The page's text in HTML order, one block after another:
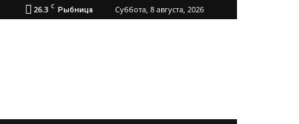
26.3 C Рыбница Суббота, 8 августа, 2026